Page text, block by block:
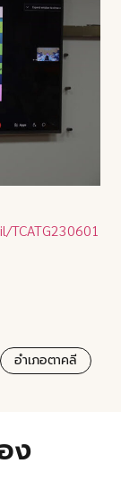
อำเภอตาคลี
ง